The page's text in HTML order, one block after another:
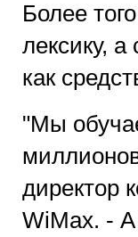
Более
лексику,
как
"Мы
директор
WiMax. -